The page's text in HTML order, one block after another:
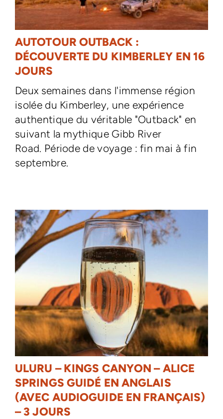
AUTOTOUR OUTBACK :
DÉCOUVERTE DU KIMBERLEY EN 16
JOURS
Deux semaines dans l'immense région
isolée du Kimberley, une expérience
authentique du véritable "Outback" en
suivant la mythique Gibb River
Road. Période de voyage : fin mai à fin
septembre.
ULURU – KINGS CANYON – ALICE
SPRINGS GUIDÉ EN ANGLAIS
(AVEC AUDIOGUIDE EN FRANÇAIS)
– 3 JOURS